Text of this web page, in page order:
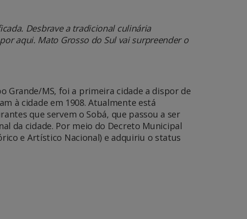
Desbrave a tradicional culinária
aqui. Mato Grosso do Sul vai surpreender o
Grande/MS, foi a primeira cidade a dispor de
à cidade em 1908. Atualmente está
que servem o Sobá, que passou a ser
da cidade. Por meio do Decreto Municipal
e Artístico Nacional) e adquiriu o status